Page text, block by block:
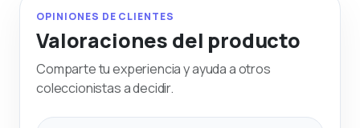
OPINIONES DE CLIENTES
Valoraciones del producto
Comparte tu experiencia y ayuda a otros
coleccionistas a decidir.